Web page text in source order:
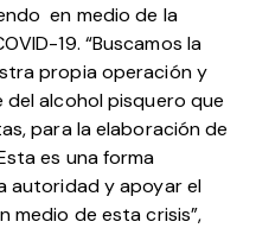
en medio de la
19. “Buscamos la
propia operación y
alcohol pisquero que
para la elaboración de
es una forma
autoridad y apoyar el
medio de esta crisis”,